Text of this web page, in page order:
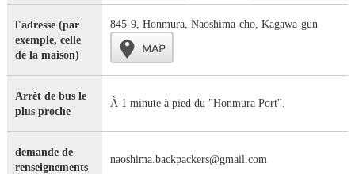
l'adresse (par
exemple, celle
de la maison)
845-9, Honmura, Naoshima-cho, Kagawa-gun
Arrêt de bus le
plus proche
À 1 minute à pied du "Honmura Port".
demande de
renseignements
naoshima.backpackers@gmail.com